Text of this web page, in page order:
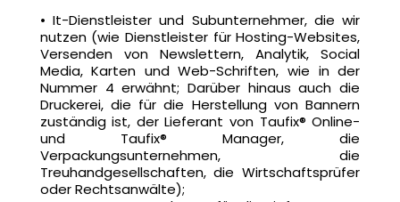
• It-Dienstleister und Subunternehmer, die wir
nutzen (wie Dienstleister für Hosting-Websites,
Versenden von Newslettern, Analytik, Social
Media, Karten und Web-Schriften, wie in der
Nummer 4 erwähnt; Darüber hinaus auch die
Druckerei, die für die Herstellung von Bannern
zuständig ist, der Lieferant von Taufix® Online-
und Taufix® Manager, die
Verpackungsunternehmen, die
Treuhandgesellschaften, die Wirtschaftsprüfer
oder Rechtsanwälte);